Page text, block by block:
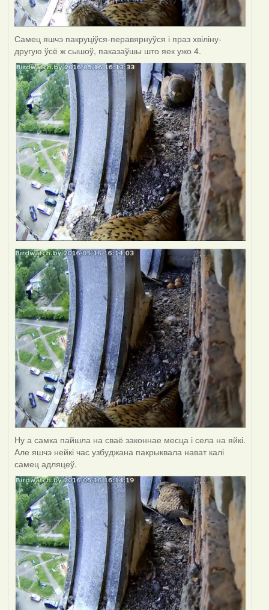
Самец яшчэ пакруціўся-перавярнуўся і праз хвіліну-
другую ўсё ж сышоў, паказаўшы што яек ужо 4.
Ну а самка пайшла на сваё законнае месца і села на яйкі.
Але яшчэ нейкі час узбуджана пакрыквала нават калі
самец адляцеў.